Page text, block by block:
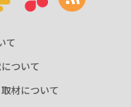
て
ついて
材について